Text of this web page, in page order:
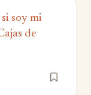
soy mi
de